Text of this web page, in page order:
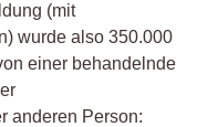
(mit
wurde also 350.000
einer behandelnde
anderen Person: